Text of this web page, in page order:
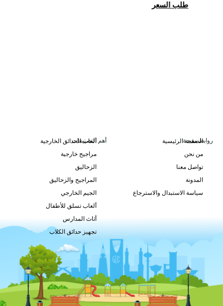
طلب السعر
GLO-229
طلب السعر
روابط مفيدة
الصفحة الرئيسية
من نحن
تواصل معنا
المدونة
سياسة الاستبدال والاسترجاع
أهم التصنيفات
ألعاب الحدائق الخارجية
مراجيح خارجية
الزحاليق
المراجيح والزحاليق
الجيم الخارجي
ألعاب تسلق للأطفال
أثاث المدارس
تجهيز حدائق الكلاب